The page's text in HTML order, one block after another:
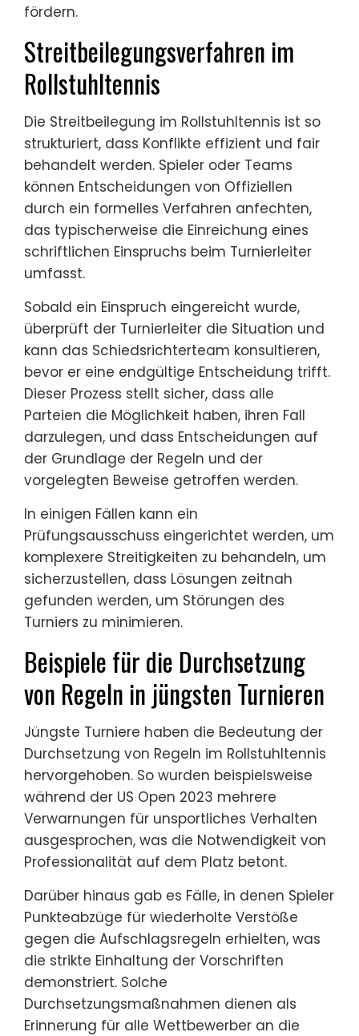
fördern.
Streitbeilegungsverfahren im
Rollstuhltennis
Die Streitbeilegung im Rollstuhltennis ist so
strukturiert, dass Konflikte effizient und fair
behandelt werden. Spieler oder Teams
können Entscheidungen von Offiziellen
durch ein formelles Verfahren anfechten,
das typischerweise die Einreichung eines
schriftlichen Einspruchs beim Turnierleiter
umfasst.
Sobald ein Einspruch eingereicht wurde,
überprüft der Turnierleiter die Situation und
kann das Schiedsrichterteam konsultieren,
bevor er eine endgültige Entscheidung trifft.
Dieser Prozess stellt sicher, dass alle
Parteien die Möglichkeit haben, ihren Fall
darzulegen, und dass Entscheidungen auf
der Grundlage der Regeln und der
vorgelegten Beweise getroffen werden.
In einigen Fällen kann ein
Prüfungsausschuss eingerichtet werden, um
komplexere Streitigkeiten zu behandeln, um
sicherzustellen, dass Lösungen zeitnah
gefunden werden, um Störungen des
Turniers zu minimieren.
Beispiele für die Durchsetzung
von Regeln in jüngsten Turnieren
Jüngste Turniere haben die Bedeutung der
Durchsetzung von Regeln im Rollstuhltennis
hervorgehoben. So wurden beispielsweise
während der US Open 2023 mehrere
Verwarnungen für unsportliches Verhalten
ausgesprochen, was die Notwendigkeit von
Professionalität auf dem Platz betont.
Darüber hinaus gab es Fälle, in denen Spieler
Punkteabzüge für wiederholte Verstöße
gegen die Aufschlagsregeln erhielten, was
die strikte Einhaltung der Vorschriften
demonstriert. Solche
Durchsetzungsmaßnahmen dienen als
Erinnerung für alle Wettbewerber an die